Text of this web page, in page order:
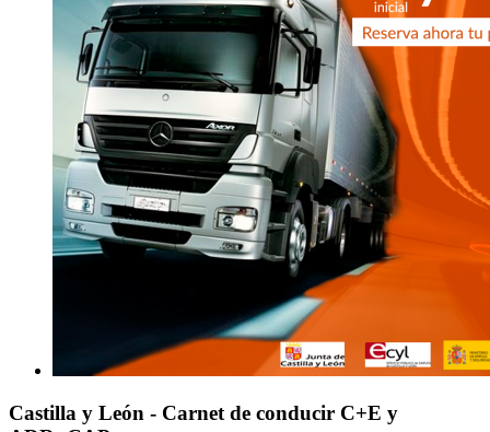
Castilla y León - Carnet de conducir C+E y